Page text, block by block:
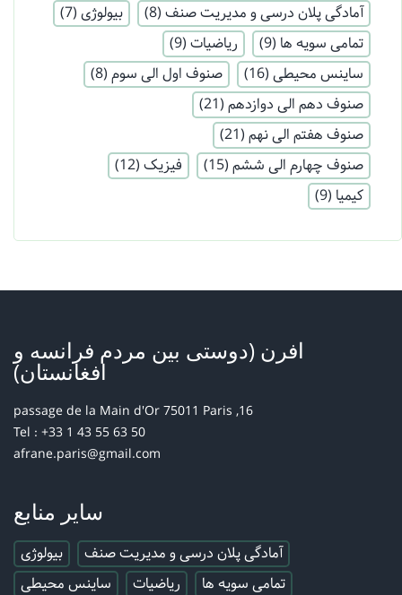
آمادگی پلان درسی و مدیریت صنف (8) بیولوژی (7)
تمامی سویه ها (9) ریاضیات (9)
ساینس محیطی (16) صنوف اول الی سوم (8)
صنوف دهم الی دوازدهم (21)
صنوف هفتم الی نهم (21)
صنوف چهارم الی ششم (15) فیزیک (12)
کیمیا (9)
افرن (دوستی بین مردم فرانسه و
افغانستان)
16, passage de la Main d'Or 75011 Paris
Tel : +33 1 43 55 63 50
afrane.paris@gmail.com
سایر منابع
آمادگی پلان درسی و مدیریت صنف
بیولوژی
تمامی سویه ها
ریاضیات ساینس محیطی